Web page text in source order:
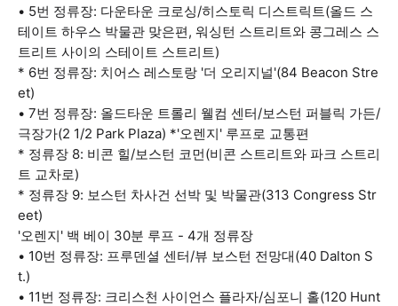
• 5번 정류장: 다운타운 크로싱/히스토릭 디스트릭트(올드 스
테이트 하우스 박물관 맞은편, 워싱턴 스트리트와 콩그레스 스
트리트 사이의 스테이트 스트리트)
* 6번 정류장: 치어스 레스토랑 '더 오리지널'(84 Beacon Stre
et)
• 7번 정류장: 올드타운 트롤리 웰컴 센터/보스턴 퍼블릭 가든/
극장가(2 1/2 Park Plaza) *'오렌지' 루프로 교통편
* 정류장 8: 비콘 힐/보스턴 코먼(비콘 스트리트와 파크 스트리
트 교차로)
* 정류장 9: 보스턴 차사건 선박 및 박물관(313 Congress Str
eet)
'오렌지' 백 베이 30분 루프 - 4개 정류장
• 10번 정류장: 프루덴셜 센터/뷰 보스턴 전망대(40 Dalton S
t.)
• 11번 정류장: 크리스천 사이언스 플라자/심포니 홀(120 Hunt